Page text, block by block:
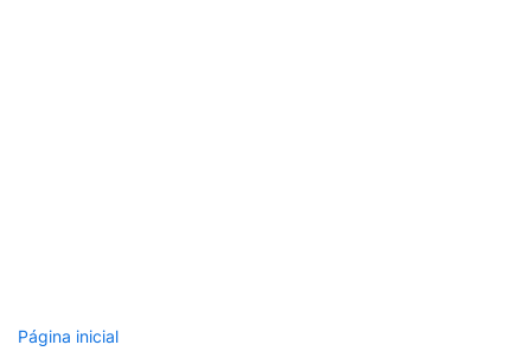
Página inicial